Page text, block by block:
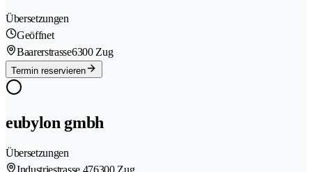
Übersetzungen
Geöffnet
Baarerstrasse6300 Zug
Termin reservieren
eubylon gmbh
Übersetzungen
Industriestrasse 476300 Zug